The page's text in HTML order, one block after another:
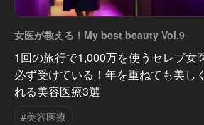
女医が教える！My best beauty Vol.9
1回の旅行で1,000万を使うセレブ女
必ず受けている！年を重ねても美し
れる美容医療3選
#美容医療